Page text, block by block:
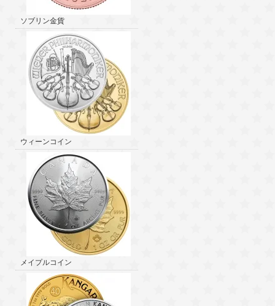
ソブリン金貨
ウィーンコイン
メイプルコイン